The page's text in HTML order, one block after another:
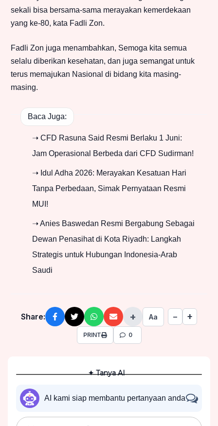
sekali bisa bersama-sama merayakan kemerdekaan
yang ke-80, kata Fadli Zon.
Fadli Zon juga menambahkan, Semoga kita semua
selalu diberikan kesehatan, dan juga semangat untuk
terus memajukan Nasional di bidang kita masing-
masing.
Baca Juga:
➝ CFD Rasuna Said Resmi Berlaku 1 Juni:
Jam Operasional Berbeda dari CFD Sudirman!
➝ Idul Adha 2026: Merayakan Kesatuan Hari
Tanpa Perbedaan, Simak Pernyataan Resmi
MUI!
➝ Anies Baswedan Resmi Bergabung Sebagai
Dewan Penasihat di Kota Riyadh: Langkah
Strategis untuk Hubungan Indonesia-Arab
Saudi
Share: + Aa − +
PRINT 0
✦ Tanya AI
AI kami siap membantu pertanyaan anda